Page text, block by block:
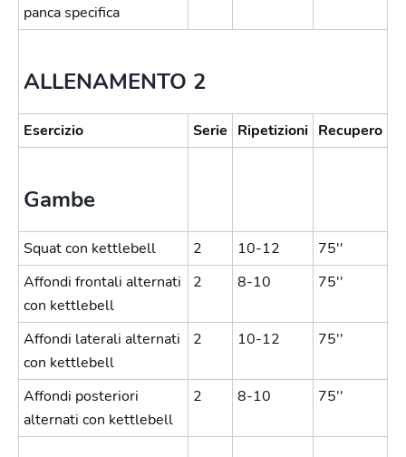
panca specifica
ALLENAMENTO 2
Esercizio Serie Ripetizioni Recupero
Gambe
Squat con kettlebell 2 10-12
75''
Affondi frontali alternati
con kettlebell
2 8-10 75''
Affondi laterali alternati
con kettlebell
2 10-12 75''
Affondi posteriori
alternati con kettlebell
2 8-10 75''